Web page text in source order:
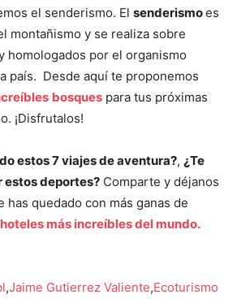
el senderismo. El senderismoes
montañismo y se realiza sobre
homologados por el organismo
país. Desde aquí te proponemos
bosques para tus próximas
¡Disfrutalos!
estos 7 viajes de aventura?, ¿Te
estos deportes? Comparte y déjanos
has quedado con más ganas de
más increíbles del mundo.
,Jaime Gutierrez Valiente,Ecoturismo